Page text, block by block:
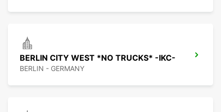
BERLIN CITY WEST *NO TRUCKS* -IKC-
BERLIN - GERMANY